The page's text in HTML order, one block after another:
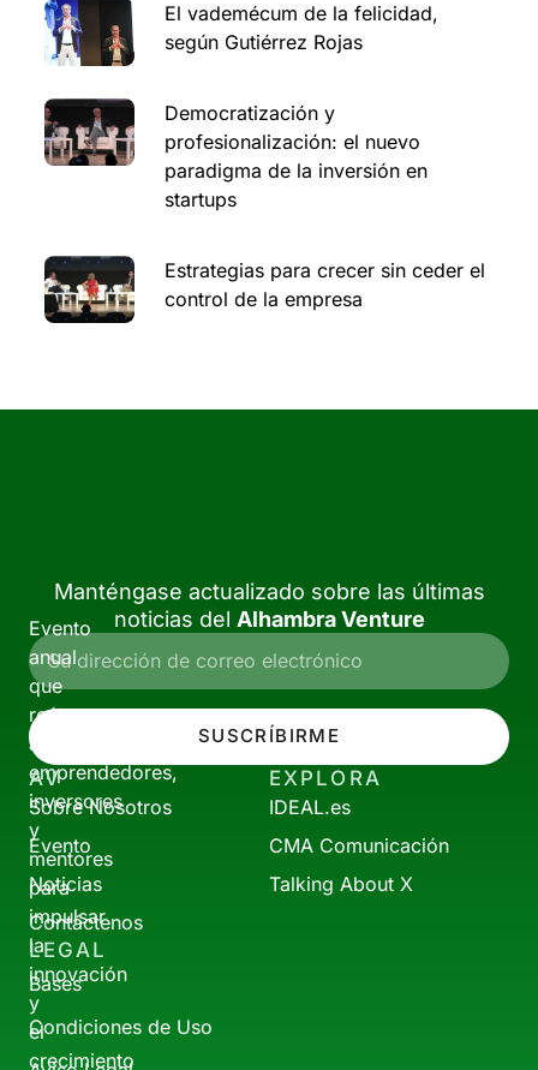
El vademécum de la felicidad,
según Gutiérrez Rojas
Democratización y
profesionalización: el nuevo
paradigma de la inversión en
startups
Estrategias para crecer sin ceder el
control de la empresa
Evento
anual
que
reúne
a
emprendedores,
inversores
y
mentores
para
impulsar
la
innovación
y
el
crecimiento
Manténgase actualizado sobre las últimas
noticias del Alhambra Venture
SUSCRÍBIRME
AV
Sobre Nosotros
Evento
Noticias
Contáctenos
EXPLORA
IDEAL.es
CMA Comunicación
Talking About X
LEGAL
Bases
Condiciones de Uso